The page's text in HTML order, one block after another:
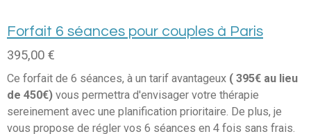
Forfait 6 séances pour couples à Paris
395,00 €
Ce forfait de 6 séances, à un tarif avantageux ( 395€ au lieu
de 450€) vous permettra d'envisager votre thérapie
sereinement avec une planification prioritaire. De plus, je
vous propose de régler vos 6 séances en 4 fois sans frais.